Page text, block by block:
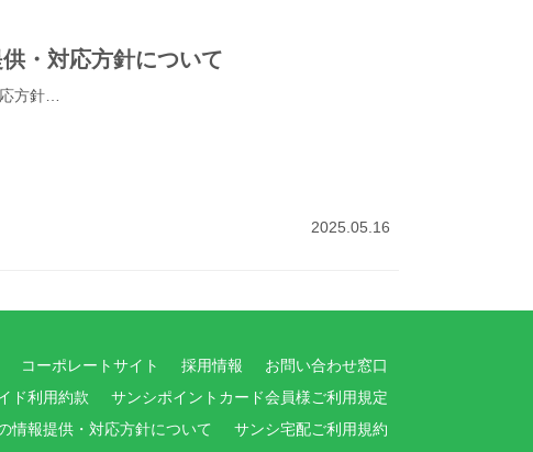
・対応方針について
方針…
2025.05.16
コーポレートサイト 採用情報
お問い合わせ窓口
ド利用約款
サンシポイントカード会員様ご利用規定
情報提供・対応方針について
サンシ宅配ご利用規約